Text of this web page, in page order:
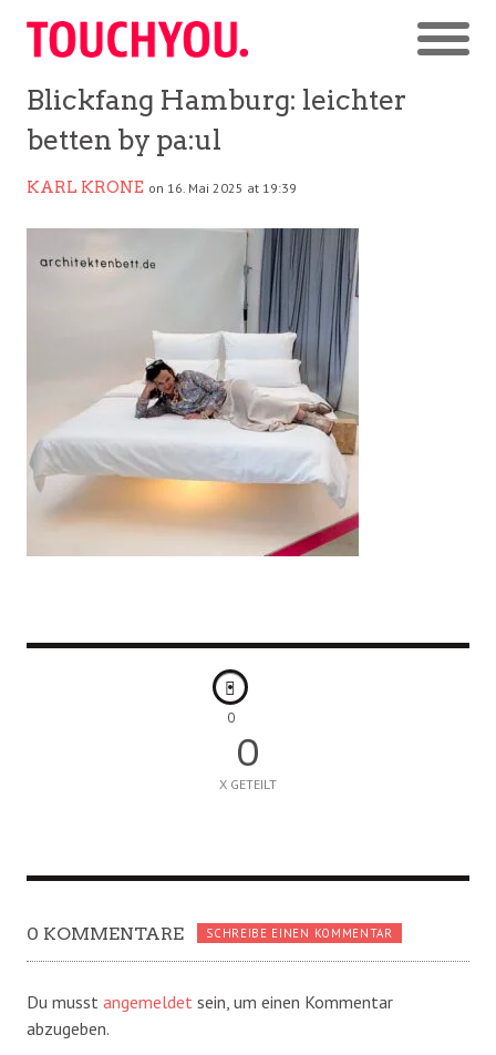
Blickfang Hamburg: leichter
betten by pa:ul
KARL KRONE on 16. Mai 2025 at 19:39
0
0
X GETEILT
0 KOMMENTARE SCHREIBE EINEN KOMMENTAR
Du musst angemeldet sein, um einen Kommentar
abzugeben.